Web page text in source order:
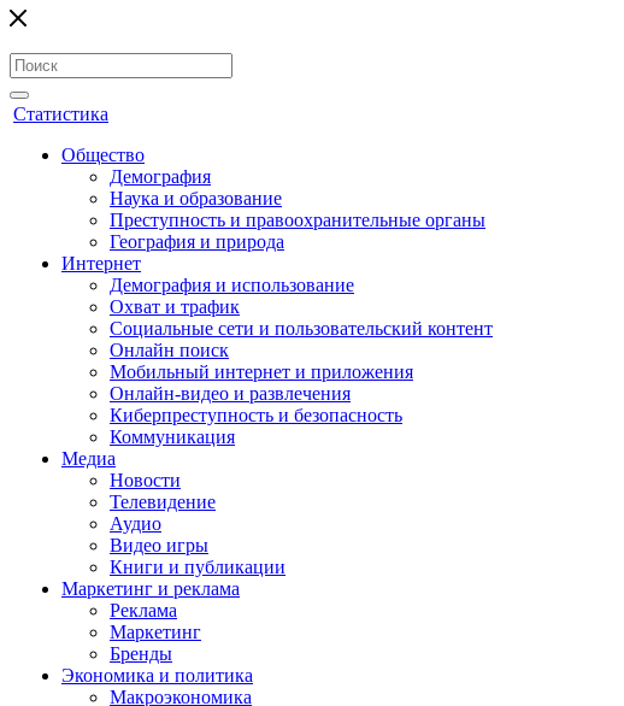
Статистика
Общество
Демография
Наука и образование
Преступность и правоохранительные органы
География и природа
Интернет
Демография и использование
Охват и трафик
Социальные сети и пользовательский контент
Онлайн поиск
Мобильный интернет и приложения
Онлайн-видео и развлечения
Киберпреступность и безопасность
Коммуникация
Медиа
Новости
Телевидение
Аудио
Видео игры
Книги и публикации
Маркетинг и реклама
Реклама
Маркетинг
Бренды
Экономика и политика
Макроэкономика